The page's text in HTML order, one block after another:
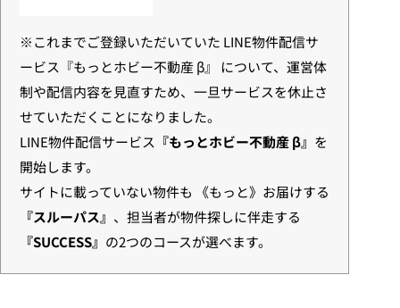
※これまでご登録いただいていた LINE物件配信サ
ービス『もっとホビー不動産 β』 について、運営体
制や配信内容を見直すため、一旦サービスを休止さ
せていただくことになりました。
LINE物件配信サービス 『もっとホビー不動産 β』 を
開始します。
サイトに載っていない物件も 《もっと》お届けする
『スルーパス』 、担当者が物件探しに伴走する
『SUCCESS』 の2つのコースが選べます。